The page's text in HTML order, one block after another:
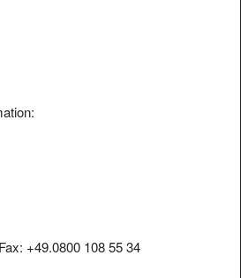
+49.0800 108 55 34